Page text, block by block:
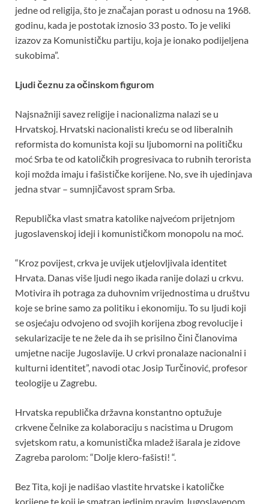
jedne od religija, što je značajan porast u odnosu na 1968.
godinu, kada je postotak iznosio 33 posto. To je veliki
izazov za Komunističku partiju, koja je ionako podijeljena
sukobima”.
Ljudi čeznu za očinskom figurom
Najsnažniji savez religije i nacionalizma nalazi se u
Hrvatskoj. Hrvatski nacionalisti kreću se od liberalnih
reformista do komunista koji su ljubomorni na političku
moć Srba te od katoličkih progresivaca to rubnih terorista
koji možda imaju i fašističke korijene. No, sve ih ujedinjava
jedna stvar – sumnjičavost spram Srba.
Republička vlast smatra katolike najvećom prijetnjom
jugoslavenskoj ideji i komunističkom monopolu na moć.
“Kroz povijest, crkva je uvijek utjelovljivala identitet
Hrvata. Danas više ljudi nego ikada ranije dolazi u crkvu.
Motivira ih potraga za duhovnim vrijednostima u društvu
koje se brine samo za politiku i ekonomiju. To su ljudi koji
se osjećaju odvojeno od svojih korijena zbog revolucije i
sekularizacije te ne žele da ih se prisilno čini članovima
umjetne nacije Jugoslavije. U crkvi pronalaze nacionalni i
kulturni identitet”, navodi otac Josip Turčinović, profesor
teologije u Zagrebu.
Hrvatska republička državna konstantno optužuje
crkvene čelnike za kolaboraciju s nacistima u Drugom
svjetskom ratu, a komunistička mladež išarala je zidove
Zagreba parolom: “Dolje klero-fašisti! “.
Bez Tita, koji je nadišao vlastite hrvatske i katoličke
korijene te koji je smatran jedinim pravim Jugoslavenom,